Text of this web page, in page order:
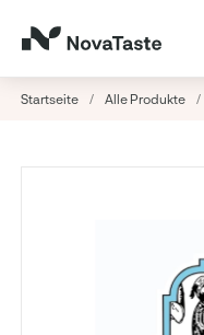
Startseite / Alle Produkte /